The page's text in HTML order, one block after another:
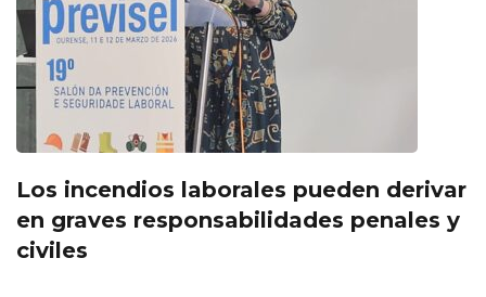
Los incendios laborales pueden derivar
en graves responsabilidades penales y
civiles